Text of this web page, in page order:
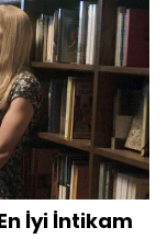
İyi İntikam